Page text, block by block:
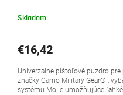
Skladom
€16,42
Univerzálne pištoľové puzdro
značky Camo Military Gear® ,
systému Molle umožňujúce